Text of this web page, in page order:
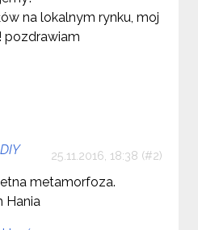
na lokalnym rynku, moj
pozdrawiam
25.11.2016, 18:38
metamorfoza.
Hania